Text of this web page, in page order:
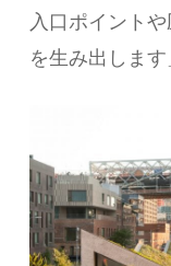
入口ポイント
を生み出しま